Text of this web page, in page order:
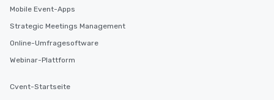
Mobile Event-Apps
Strategic Meetings Management
Online-Umfragesoftware
Webinar-Plattform
Cvent-Startseite